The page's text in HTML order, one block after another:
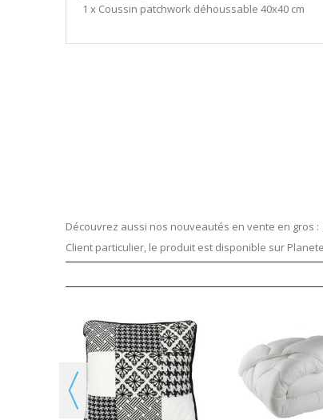
1 x Coussin patchwork déhoussable 40x40 cm
Découvrez aussi nos nouveautés en vente en gros :
Client particulier, le produit est disponible sur